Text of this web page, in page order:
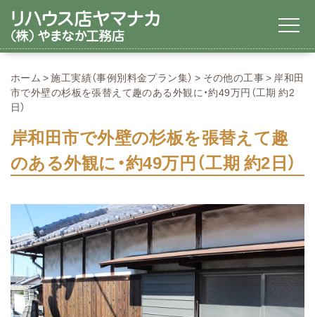
ホーム 施工実績（事例別料金プラン集） その他の工事
岸和田
市で外壁の杉板を張替えて趣のある外観に・約49万円（工期 約2
日）
岸和田市で外壁の杉板を張替えて趣
のある外観に・約49万円（工期 約2日）